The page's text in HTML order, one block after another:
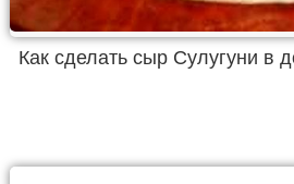
Как сделать сыр Сулугуни в